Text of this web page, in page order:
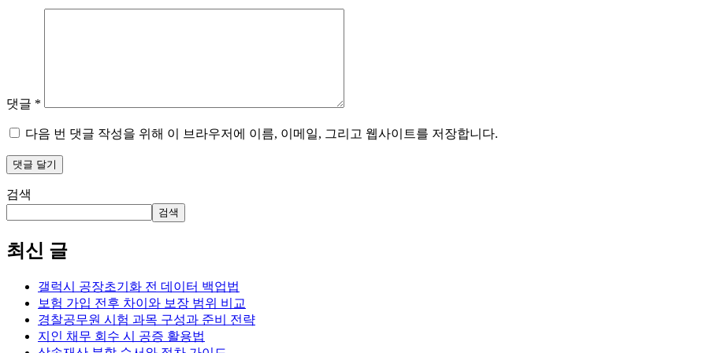
댓글 *
다음 번 댓글 작성을 위해 이 브라우저에 이름, 이메일, 그리고 웹사이트를 저장합니다.
검색
검색
최신 글
갤럭시 공장초기화 전 데이터 백업법
보험 가입 전후 차이와 보장 범위 비교
경찰공무원 시험 과목 구성과 준비 전략
지인 채무 회수 시 공증 활용법